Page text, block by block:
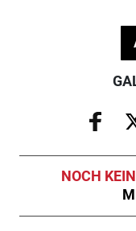
NOCH